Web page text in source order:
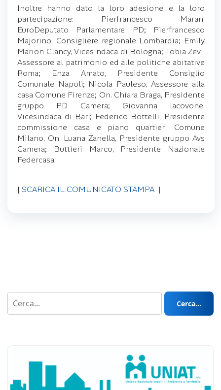
Inoltre hanno dato la loro adesione e la loro
partecipazione: Pierfrancesco Maran,
EuroDeputato Parlamentare PD; Pierfrancesco
Majorino, Consigliere regionale Lombardia; Emily
Marion Clancy, Vicesindaca di Bologna; Tobia Zevi,
Assessore al patrimonio ed alle politiche abitative
Roma; Enza Amato, Presidente Consiglio
Comunale Napoli; Nicola Pauleso, Assessore alla
casa Comune Firenze; On. Chiara Braga, Presidente
gruppo PD Camera; Giovanna Iacovone,
Vicesindaca di Bari; Federico Bottelli, Presidente
commissione casa e piano quartieri Comune
Milano, On. Luana Zanella, Presidente gruppo Avs
Camera; Buttieri Marco, Presidente Nazionale
Federcasa.
| SCARICA IL COMUNICATO STAMPA |
Cerca...